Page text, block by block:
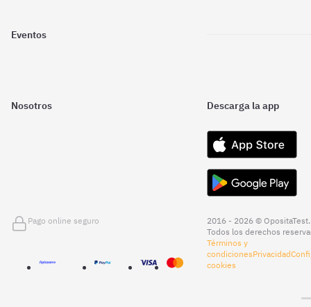
Eventos
Nosotros Descarga la app
Pago online seguro
2016 - 2026 © OpositaTest.
Todos los derechos
Términos y
condicionesPrivacidad
cookies